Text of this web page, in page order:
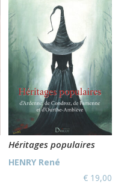
Héritages populaires
HENRY René
€ 19,00